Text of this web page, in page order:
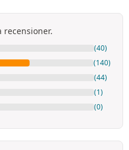
(40)
(140)
(44)
(1)
(0)